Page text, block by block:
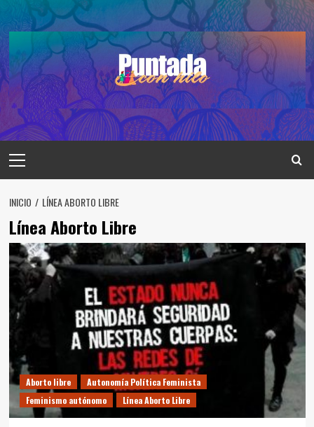
al
contenido
principal
INICIO LÍNEA ABORTO LIBRE
Línea Aborto Libre
Aborto libre
Autonomía Política Feminista
Feminismo autónomo
Línea Aborto Libre